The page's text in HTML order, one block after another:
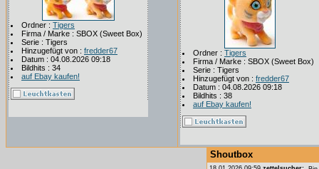
Ordner : Tigers
Firma / Marke : SBOX (Sweet Box)
Serie : Tigers
Hinzugefügt von : fredder67
Datum : 04.08.2026 09:18
Bildhits : 34
auf Ebay kaufen!
Ordner : Tigers
Firma / Marke : SBOX (Sweet Box)
Serie : Tigers
Hinzugefügt von : fredder67
Datum : 04.08.2026 09:18
Bildhits : 38
auf Ebay kaufen!
Shoutbox